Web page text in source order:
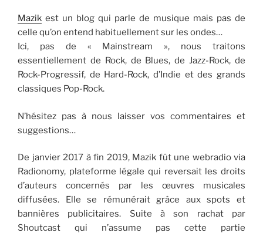
Mazik est un blog qui parle de musique mais pas de
celle qu’on entend habituellement sur les ondes…
Ici, pas de « Mainstream », nous traitons
essentiellement de Rock, de Blues, de Jazz-Rock, de
Rock-Progressif, de Hard-Rock, d’Indie et des grands
classiques Pop-Rock.
N’hésitez pas à nous laisser vos commentaires et
suggestions…
De janvier 2017 à fin 2019, Mazik fût une webradio via
Radionomy, plateforme légale qui reversait les droits
d’auteurs concernés par les œuvres musicales
diffusées. Elle se rémunérait grâce aux spots et
bannières publicitaires. Suite à son rachat par
Shoutcast qui n’assume pas cette partie